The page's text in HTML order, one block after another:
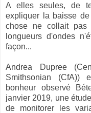
A elles seules, de
expliquer la baisse
chose ne collait pas
longueurs d'ondes
façon...
Andrea Dupree
Smithsonian (CfA))
bonheur observé
janvier 2019, une
de monitorer les